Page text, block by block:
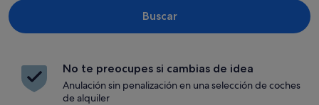
Buscar
No te preocupes si cambias de idea
Anulación sin penalización en una selección de coches
de alquiler